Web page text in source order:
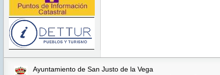
Ayuntamiento de San Justo de la Vega